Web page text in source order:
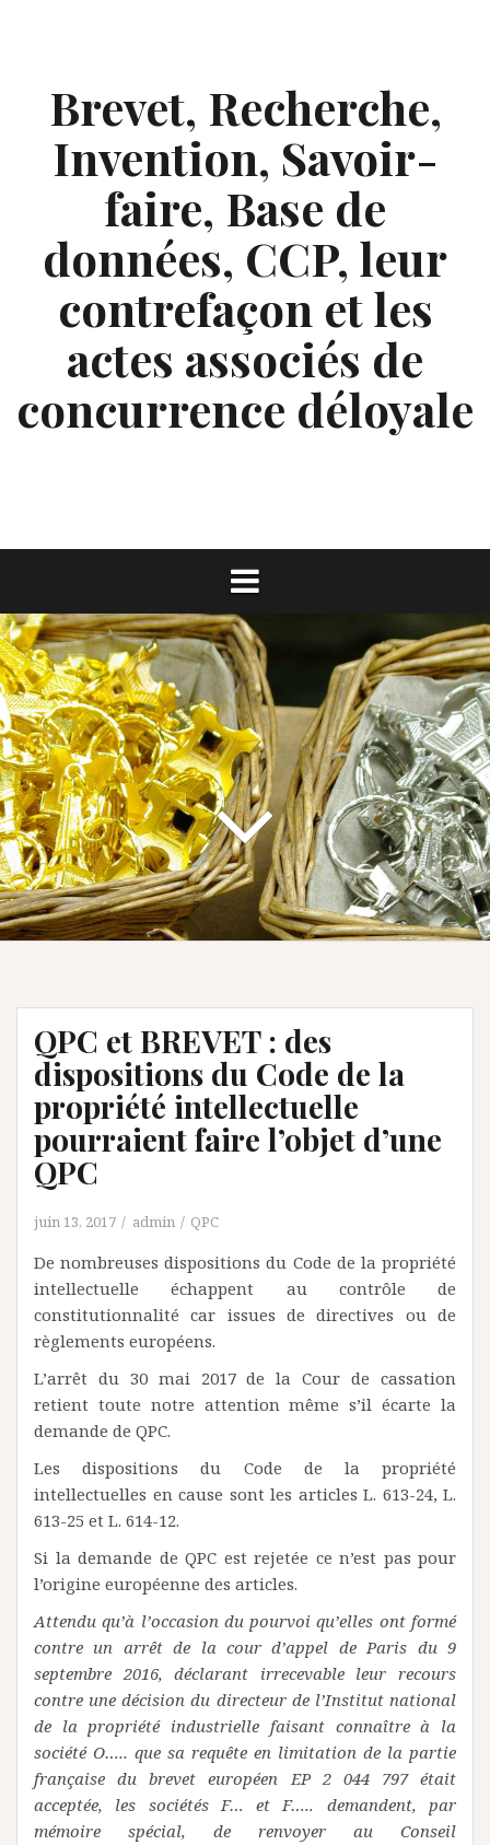
Brevet, Recherche,
Invention, Savoir-
faire, Base de
données, CCP, leur
contrefaçon et les
actes associés de
concurrence déloyale
QPC et BREVET : des
dispositions du Code de la
propriété intellectuelle
pourraient faire l’objet d’une
QPC
juin 13, 2017 admin QPC
De nombreuses dispositions du Code de la propriété
intellectuelle échappent au contrôle de
constitutionnalité car issues de directives ou de
règlements européens.
L’arrêt du 30 mai 2017 de la Cour de cassation
retient toute notre attention même s’il écarte la
demande de QPC.
Les dispositions du Code de la propriété
intellectuelles en cause sont les articles L. 613-24, L.
613-25 et L. 614-12.
Si la demande de QPC est rejetée ce n’est pas pour
l’origine européenne des articles.
Attendu qu’à l’occasion du pourvoi qu’elles ont formé
contre un arrêt de la cour d’appel de Paris du 9
septembre 2016, déclarant irrecevable leur recours
contre une décision du directeur de l’Institut national
de la propriété industrielle faisant connaître à la
société O….. que sa requête en limitation de la partie
française du brevet européen EP 2 044 797 était
acceptée, les sociétés F… et F….. demandent, par
mémoire spécial, de renvoyer au Conseil